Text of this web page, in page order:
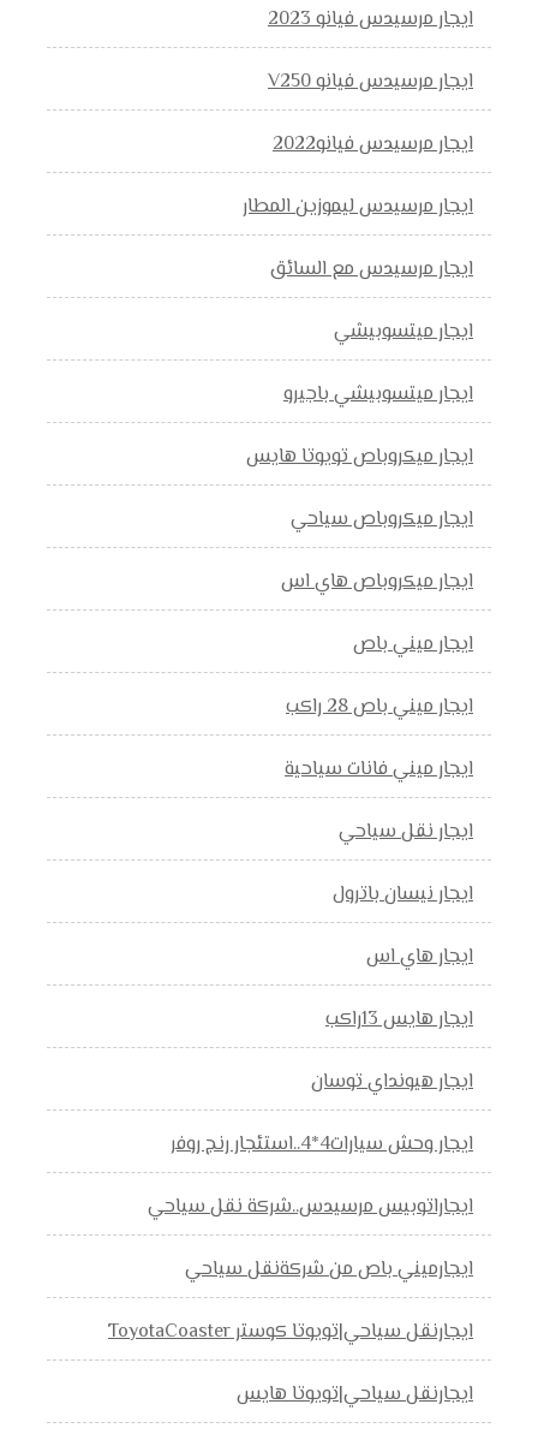
ايجار مرسيدس فيانو 2023
ايجار مرسيدس فيانو V250
ايجار مرسيدس فيانو2022
ايجار مرسيدس ليموزين المطار
ايجار مرسيدس مع السائق
ايجار ميتسوبيشي
ايجار ميتسوبيشي باجيرو
ايجار ميكروباص تويوتا هايس
ايجار ميكروباص سياحي
ايجار ميكروباص هاي اس
ايجار ميني باص
ايجار ميني باص 28 راكب
ايجار ميني فانات سياحية
ايجار نقل سياحي
ايجار نيسان باترول
ايجار هاي اس
ايجار هايس 13راكب
ايجار هيونداي توسان
ايجار وحش سيارات4*4..استئجار رنج روفر
ايجاراتوبيس مرسيدس..شركة نقل سياحي
ايجارميني باص من شركةنقل سياحي
ايجارنقل سياحي|تويوتا كوستر ToyotaCoaster
ايجارنقل سياحي|تويوتا هايس